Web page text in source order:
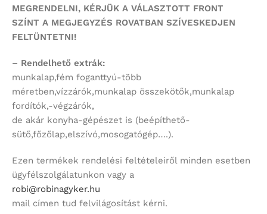
MEGRENDELNI, KÉRJÜK A VÁLASZTOTT FRONT
SZÍNT A MEGJEGYZÉS ROVATBAN SZÍVESKEDJEN
FELTÜNTETNI!
– Rendelhető extrák:
munkalap,fém foganttyú-több
méretben,vízzárók,munkalap összekötők,munkalap
fordítók,-végzárók,
de akár konyha-gépészet is (beépíthető-
sütő,főzőlap,elszívó,mosogatógép….).
Ezen termékek rendelési feltételeiről minden esetben
ügyfélszolgálatunkon vagy a
robi@robinagyker.hu
mail címen tud felvilágosítást kérni.